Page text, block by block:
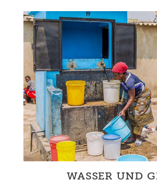
Mit der Verbesserung der
Schulen in Maputo
Voraussetzungen, dass
WASSER UND